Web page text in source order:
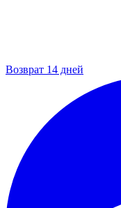
Возврат 14 дней